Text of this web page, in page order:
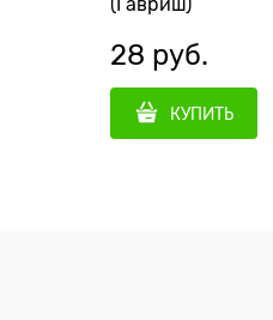
(Гавриш)
28 руб.
КУПИТЬ